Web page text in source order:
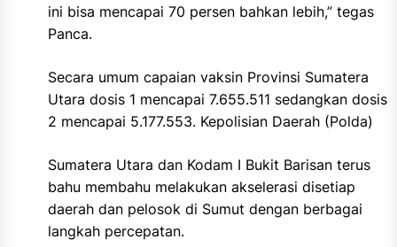
ini bisa mencapai 70 persen bahkan lebih,” tegas
Panca.
Secara umum capaian vaksin Provinsi Sumatera
Utara dosis 1 mencapai 7.655.511 sedangkan dosis
2 mencapai 5.177.553. Kepolisian Daerah (Polda)
Sumatera Utara dan Kodam I Bukit Barisan terus
bahu membahu melakukan akselerasi disetiap
daerah dan pelosok di Sumut dengan berbagai
langkah percepatan.